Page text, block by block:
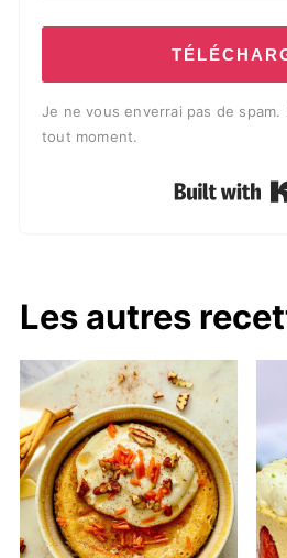
Je ne vous enverrai pas de spam.
tout moment.
Les autres